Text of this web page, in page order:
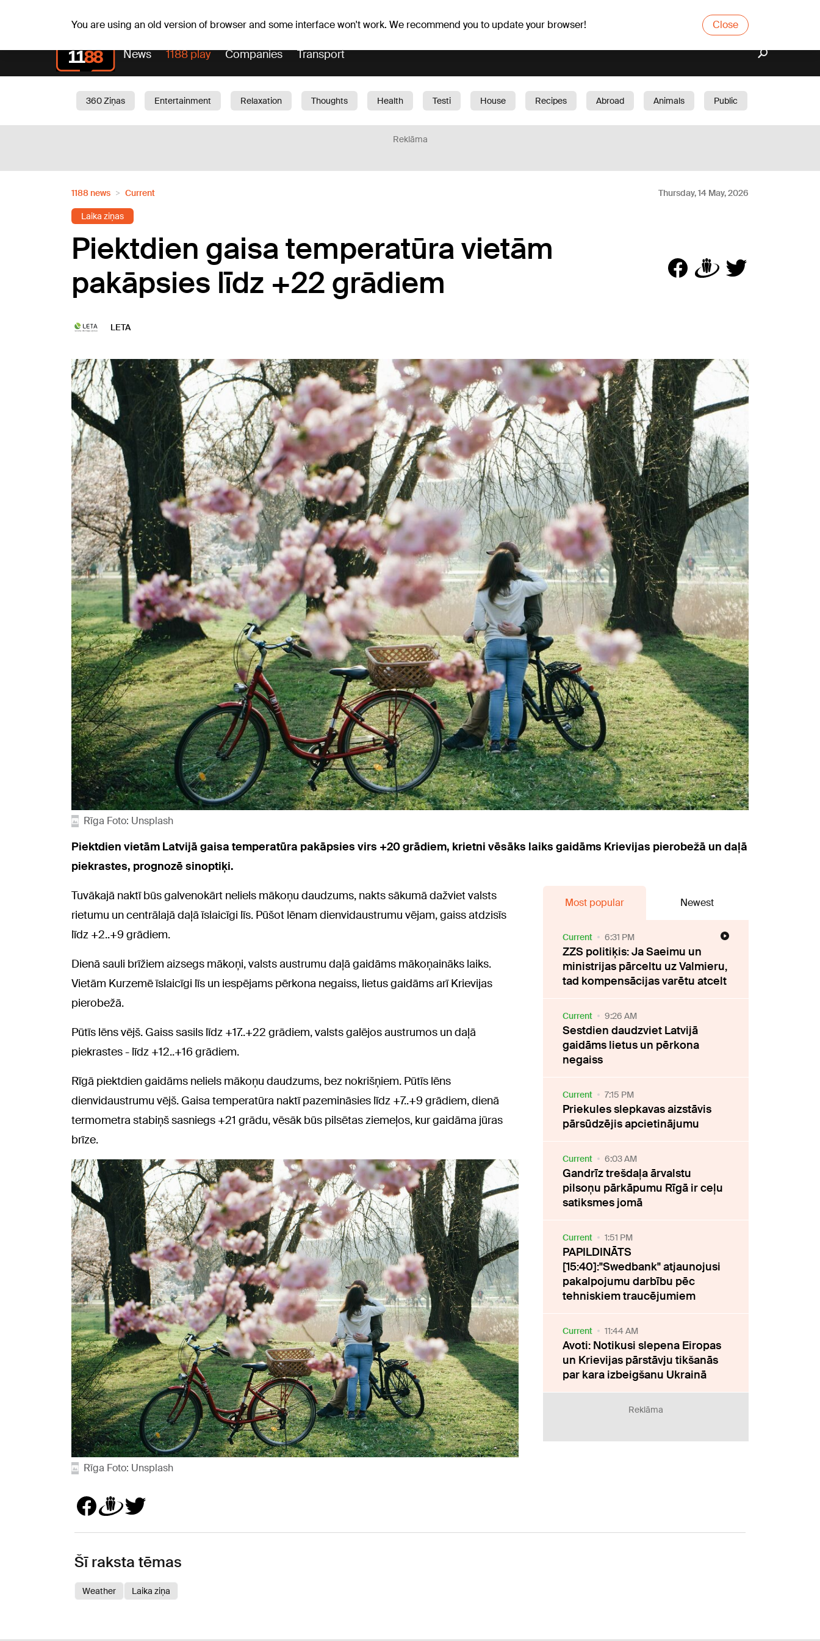
You are using an old version of browser and some interface won't work. We recommend you to update your browser! Close
News 1188 play Companies Transport
360 Ziņas Entertainment Relaxation Thoughts Health Testi House Recipes Abroad Animals
Public
Reklāma
1188 news Current Thursday, 14 May, 2026
Laika ziņas
Piektdien gaisa temperatūra vietām
pakāpsies līdz +22 grādiem
LETA
Rīga Foto: Unsplash
Piektdien vietām Latvijā gaisa temperatūra pakāpsies virs +20 grādiem, krietni vēsāks laiks gaidāms Krievijas pierobežā un daļā
piekrastes, prognozē sinoptiķi.
Tuvākajā naktī būs galvenokārt neliels mākoņu daudzums, nakts sākumā dažviet valsts
rietumu un centrālajā daļā īslaicīgi līs. Pūšot lēnam dienvidaustrumu vējam, gaiss atdzisīs
līdz +2..+9 grādiem.
Dienā sauli brīžiem aizsegs mākoņi, valsts austrumu daļā gaidāms mākoņaināks laiks.
Vietām Kurzemē īslaicīgi līs un iespējams pērkona negaiss, lietus gaidāms arī Krievijas
pierobežā.
Pūtīs lēns vējš. Gaiss sasils līdz +17..+22 grādiem, valsts galējos austrumos un daļā
piekrastes - līdz +12..+16 grādiem.
Rīgā piektdien gaidāms neliels mākoņu daudzums, bez nokrišņiem. Pūtīs lēns
dienvidaustrumu vējš. Gaisa temperatūra naktī pazemināsies līdz +7..+9 grādiem, dienā
termometra stabiņš sasniegs +21 grādu, vēsāk būs pilsētas ziemeļos, kur gaidāma jūras
brīze.
Rīga Foto: Unsplash
Most popular Newest
Current 6:31 PM
ZZS politiķis: Ja Saeimu un
ministrijas pārceltu uz Valmieru,
tad kompensācijas varētu atcelt
Current 9:26 AM
Sestdien daudzviet Latvijā
gaidāms lietus un pērkona
negaiss
Current 7:15 PM
Priekules slepkavas aizstāvis
pārsūdzējis apcietinājumu
Current 6:03 AM
Gandrīz trešdaļa ārvalstu
pilsoņu pārkāpumu Rīgā ir ceļu
satiksmes jomā
Current 1:51 PM
PAPILDINĀTS
[15:40]:"Swedbank" atjaunojusi
pakalpojumu darbību pēc
tehniskiem traucējumiem
Current 11:44 AM
Avoti: Notikusi slepena Eiropas
un Krievijas pārstāvju tikšanās
par kara izbeigšanu Ukrainā
Reklāma
Šī raksta tēmas
Weather Laika ziņa